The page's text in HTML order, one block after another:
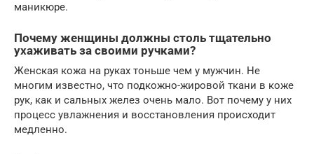
маникюре.
Почему женщины должны столь тщательно
ухаживать за своими ручками?
Женская кожа на руках тоньше чем у мужчин. Не
многим известно, что подкожно-жировой ткани в коже
рук, как и сальных желез очень мало. Вот почему у них
процесс увлажнения и восстановления происходит
медленно.